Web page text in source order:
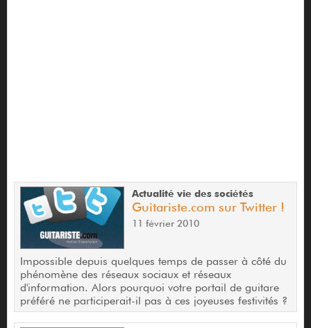
Actualité vie des sociétés
Guitariste.com sur Twitter !
11 février 2010
Impossible depuis quelques temps de passer à côté du
phénomène des réseaux sociaux et réseaux
d'information. Alors pourquoi votre portail de guitare
préféré ne participerait-il pas à ces joyeuses festivités ?